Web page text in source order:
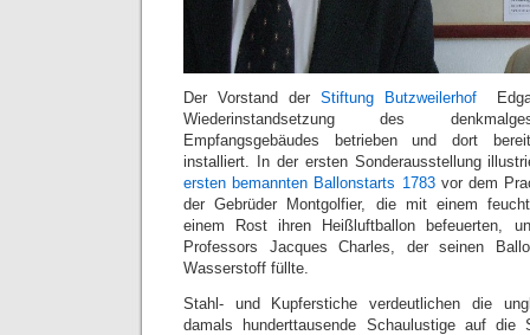
Der Vorstand der Stiftung Butzweilerhof
Wiederinstandsetzung des
Empfangsgebäudes betrieben und dort
installiert. In der ersten Sonderausstellung
ersten bemannten Ballonstarts 1783vor dem
der Gebrüder Montgolfier, die mit einem
einem Rost ihren Heißluftballon befeuerten,
Professors Jacques Charles, der seinen
Wasserstoff füllte.
Stahl- und Kupferstiche verdeutlichen die
damals hunderttausende Schaulustige auf die